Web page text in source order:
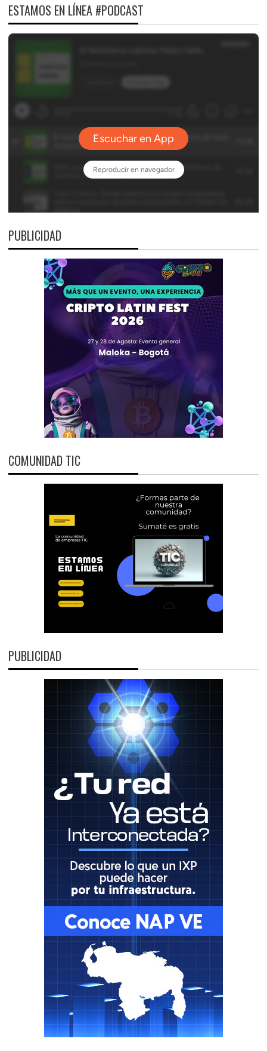
ESTAMOS EN LÍNEA #PODCAST
PUBLICIDAD
COMUNIDAD TIC
PUBLICIDAD